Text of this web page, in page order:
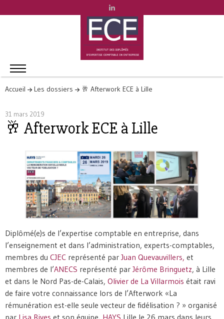
Accueil Les dossiers 🥂 Afterwork ECE à Lille
31 mars 2019
🥂 Afterwork ECE à Lille
Diplômé(e)s de l’expertise comptable en entreprise, dans
l’enseignement et dans l’administration, experts-comptables,
membres du CJEC représenté par Juan Quevauvillers, et
membres de l’ANECS représenté par Jérôme Bringuetz, à Lille
et dans le Nord Pas-de-Calais, Olivier de La Villarmois était ravi
de faire votre connaissance lors de l’Afterwork «La
rémunération est-elle seule vecteur de fidélisation ? » organisé
par Lisa Rives et son équipe, HAYS Lille le 26 mars dans leurs